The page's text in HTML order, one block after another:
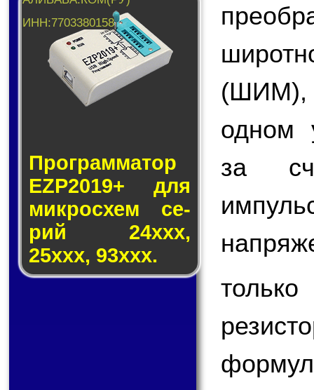
Программатор
EZP2019+ для
мик­ро­схем се­
рий 24ххх,
25ххх, 93ххх.
(ШИМ),
одном
за